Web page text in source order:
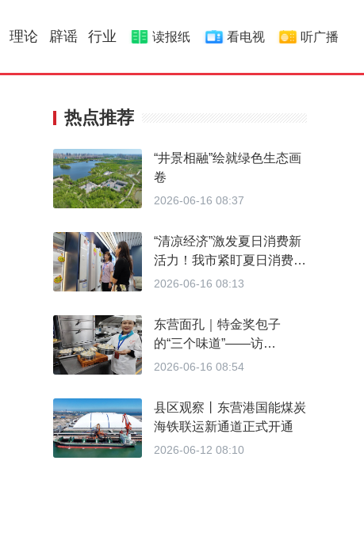
理论 辟谣 行业 读报纸 看电视 听广播
热点推荐
“井景相融”绘就绿色生态画
卷
2026-06-16 08:37
“清凉经济”激发夏日消费新
活力！我市紧盯夏日消费热
点 引导企业迭代升级消费
2026-06-16 08:13
东营面孔｜特金奖包子
的“三个味道”——访
2026ACE第四届亚洲烹饪
创始人刘红霞
2026-06-16 08:54
县区观察丨东营港国能煤炭
海铁联运新通道正式开通
2026-06-12 08:10